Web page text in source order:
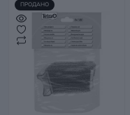
ПРОДАНО